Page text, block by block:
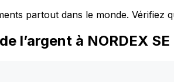
partout dans le monde.
l’argent à NORDEX SE